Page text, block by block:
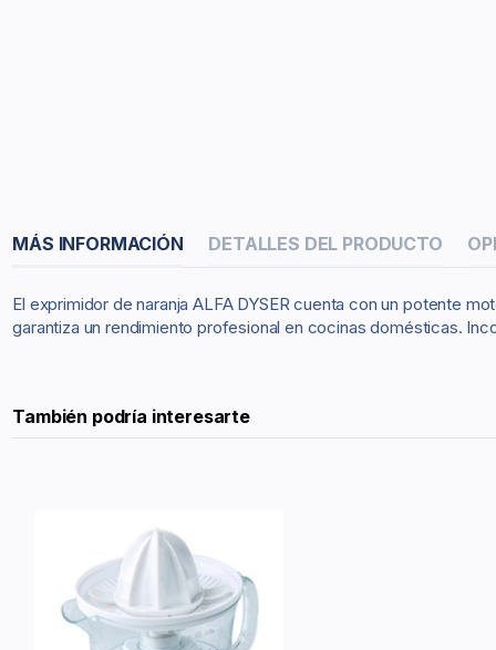
MÁS INFORMACIÓN DETALLES DEL PRODUCTO
El exprimidor de naranja ALFA DYSER cuenta con un potente
garantiza un rendimiento profesional en cocinas domésticas.
También podría interesarte